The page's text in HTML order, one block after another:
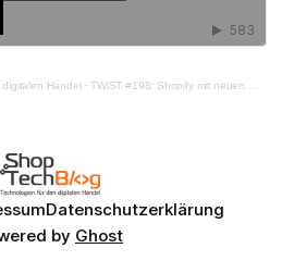
Handel·TWiST #198: Shopify mit neuen Services, commercetools als Leader
Datenschutzerklärung
by Ghost